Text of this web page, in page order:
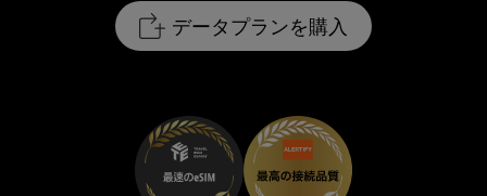
データプランを購入